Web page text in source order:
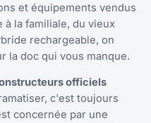
et équipements vendus
la familiale, du vieux
rechargeable, on
la doc qui vous manque.
officiels
c'est toujours
concernée par une